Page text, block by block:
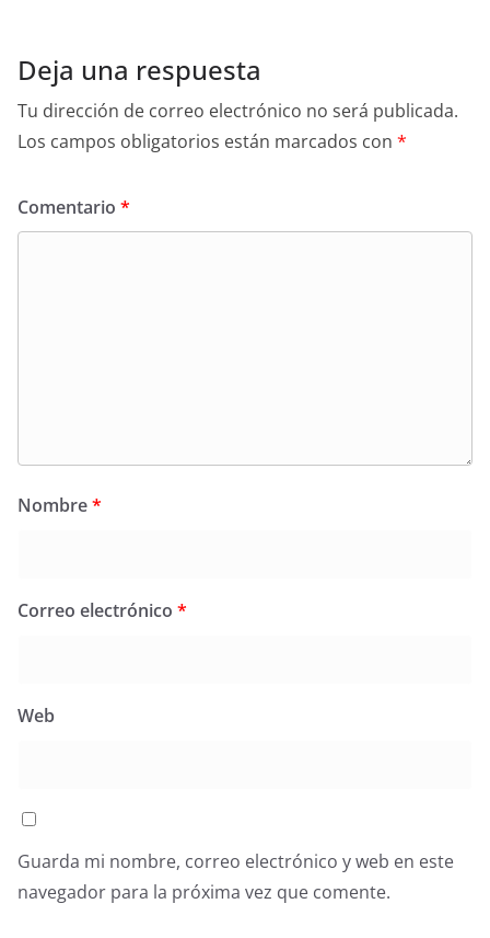
Deja una respuesta
Tu dirección de correo electrónico no será publicada.
Los campos obligatorios están marcados con *
Comentario *
Nombre*
Correo electrónico *
Web
Guarda mi nombre, correo electrónico y web en este
navegador para la próxima vez que comente.